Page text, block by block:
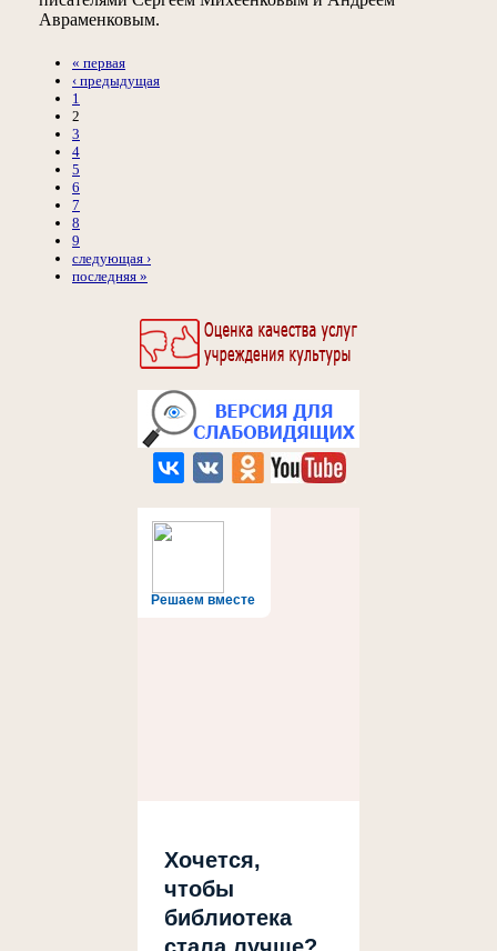
Решаем вместе
Хочется,
чтобы
библиотека
Авраменковым.
« первая
‹ предыдущая
1
2
3
4
5
6
7
8
9
следующая ›
последняя »